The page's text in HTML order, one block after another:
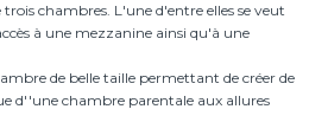
chambres. L'une d'entre elles se veut
à une mezzanine ainsi qu'à une
de belle taille permettant de créer de
d''une chambre parentale aux allures